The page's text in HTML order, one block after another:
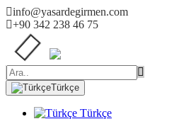
info@yasardegirmen.com
+90 342 238 46 75
Türkçe
Türkçe